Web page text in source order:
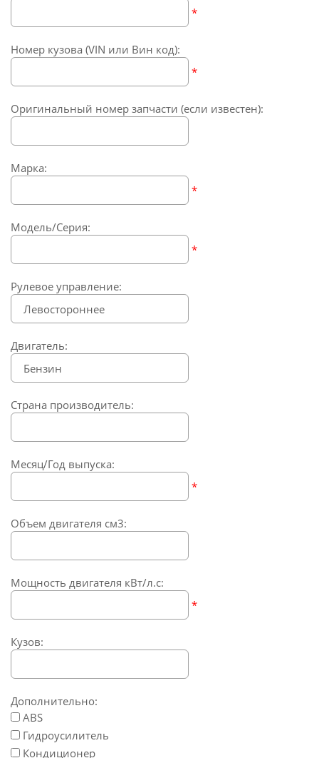
*
Номер кузова (VIN или Вин код):
*
Оригинальный номер запчасти (если известен):
Марка:
*
Модель/Серия:
*
Рулевое управление:
Двигатель:
Страна производитель:
Месяц/Год выпуска:
*
Объем двигателя см3:
Мощность двигателя кВт/л.с:
*
Кузов:
Дополнительно:
ABS
Гидроусилитель
Кондиционер